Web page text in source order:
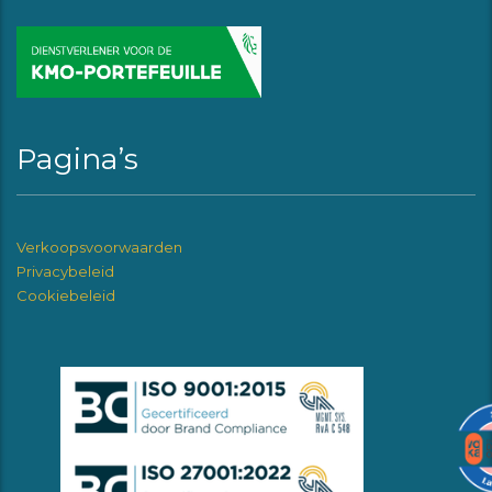
Pagina’s
Verkoopsvoorwaarden
Privacybeleid
Cookiebeleid